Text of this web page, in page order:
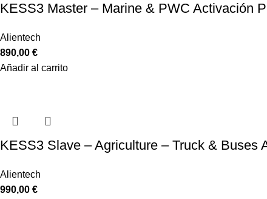
KESS3 Master – Marine & PWC Activación
Alientech
890,00 €
Añadir al carrito
KESS3 Slave – Agriculture – Truck & Buses
Alientech
990,00 €